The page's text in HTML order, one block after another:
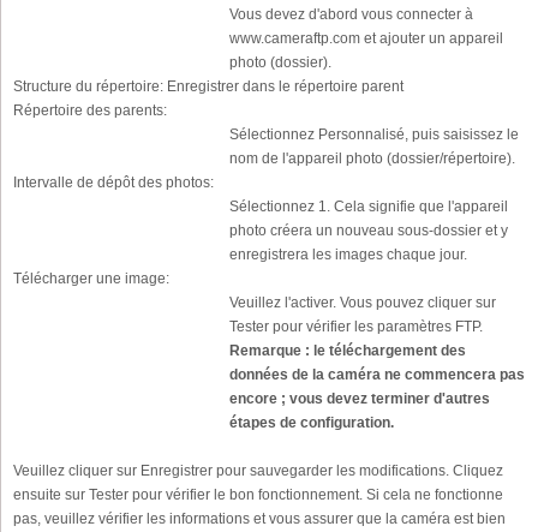
Vous devez d'abord vous connecter à
www.cameraftp.com et ajouter un appareil
photo (dossier).
Structure du répertoire: Enregistrer dans le répertoire parent
Répertoire des parents:
Sélectionnez Personnalisé, puis saisissez le
nom de l'appareil photo (dossier/répertoire).
Intervalle de dépôt des photos:
Sélectionnez 1. Cela signifie que l'appareil
photo créera un nouveau sous-dossier et y
enregistrera les images chaque jour.
Télécharger une image:
Veuillez l'activer. Vous pouvez cliquer sur
Tester pour vérifier les paramètres FTP.
Remarque : le téléchargement des
données de la caméra ne commencera pas
encore ; vous devez terminer d'autres
étapes de configuration.
Veuillez cliquer sur Enregistrer pour sauvegarder les modifications. Cliquez
ensuite sur Tester pour vérifier le bon fonctionnement. Si cela ne fonctionne
pas, veuillez vérifier les informations et vous assurer que la caméra est bien